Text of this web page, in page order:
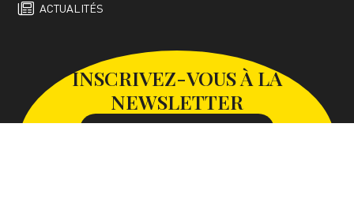
ACTUALITÉS
INSCRIVEZ-VOUS À LA
NEWSLETTER